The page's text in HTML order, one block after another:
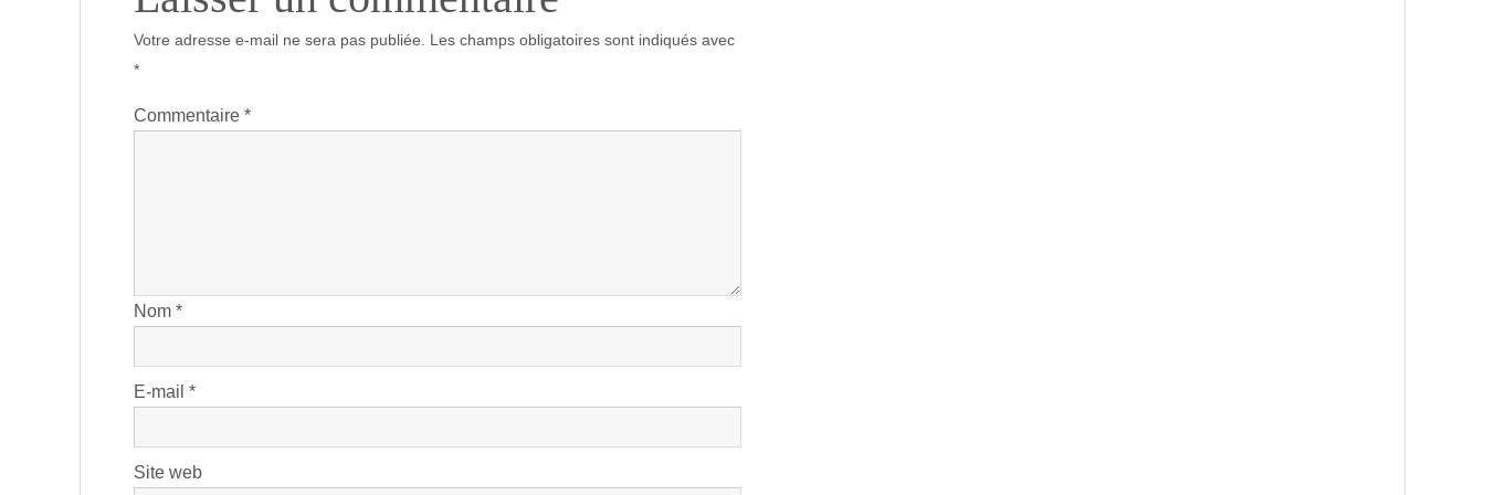
Votre adresse e-mail ne sera pas publiée. Les champs obligatoires sont indiqués avec
*
Commentaire *
Nom *
E-mail *
Site web